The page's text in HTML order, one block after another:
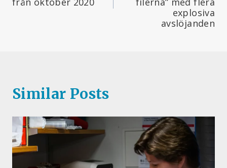
explosiva
avslöjanden
Similar Posts